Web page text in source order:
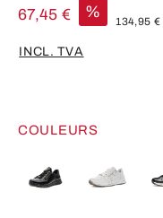
67,45 € %
134,95 €
INCL. TVA
COULEURS